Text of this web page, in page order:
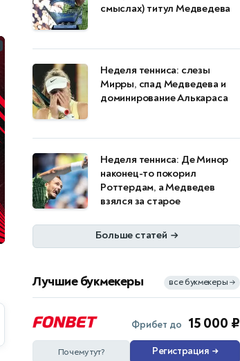
смыслах) титул Медведева
Неделя тенниса: слезы
Мирры, спад Медведева и
доминирование Алькараса
Неделя тенниса: Де Минор
наконец-то покорил
Роттердам, а Медведев
взялся за старое
Больше статей →
Лучшие букмекеры все букмекеры →
Фрибет до 15 000 ₽
Почему тут? Регистрация →